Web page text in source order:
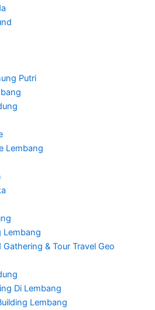
Putri
Lembang
Lembang
& Tour Travel Geo
Di Lembang
Lembang